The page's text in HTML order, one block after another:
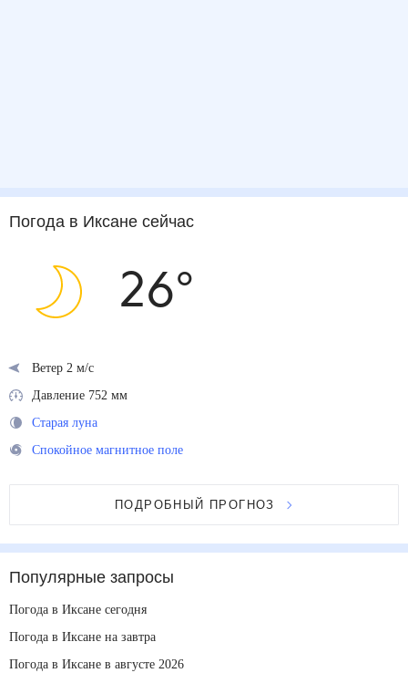
Погода в Иксанесейчас
26°
Ветер 2 м/с
Давление 752 мм
Старая луна
Спокойное магнитное поле
ПОДРОБНЫЙ ПРОГНОЗ
Популярные запросы
Погода в Иксане сегодня
Погода в Иксане на завтра
Погода в Иксане в августе 2026